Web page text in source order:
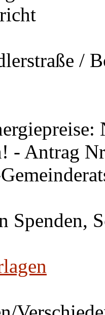
/
- Antrag
Spenden,